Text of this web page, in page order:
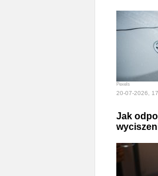
Pexels
20-07-2026,
Jak